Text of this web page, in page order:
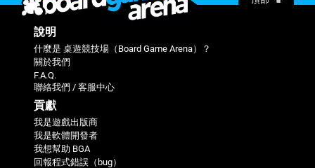
說明
什麼是 桌遊競技場（Board Game Arena）？
關於我們
F.A.Q.
聯絡我們 / 客服中心
貢獻
我是遊戲出版商
我是軟體開發者
我想幫助 BGA
回報程式錯誤（bug）